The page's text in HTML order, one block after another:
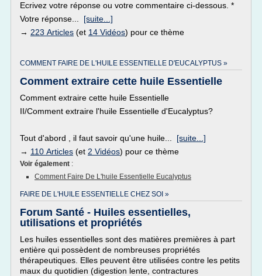
Ecrivez votre réponse ou votre commentaire ci-dessous. *
Votre réponse... [suite...]
→ 223 Articles (et 14 Vidéos) pour ce thème
COMMENT FAIRE DE L'HUILE ESSENTIELLE D'EUCALYPTUS »
Comment extraire cette huile Essentielle
Comment extraire cette huile Essentielle
II/Comment extraire l'huile Essentielle d'Eucalyptus?
Tout d'abord , il faut savoir qu'une huile... [suite...]
→ 110 Articles (et 2 Vidéos) pour ce thème
Voir également :
Comment Faire De L'huile Essentielle Eucalyptus
FAIRE DE L'HUILE ESSENTIELLE CHEZ SOI »
Forum Santé - Huiles essentielles,
utilisations et propriétés
Les huiles essentielles sont des matières premières à part
entière qui possèdent de nombreuses propriétés
thérapeutiques. Elles peuvent être utilisées contre les petits
maux du quotidien (digestion lente, contractures